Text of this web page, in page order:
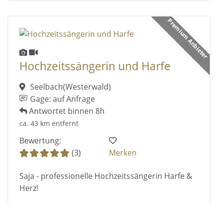
Premium Anbieter
Hochzeitssängerin und Harfe
Seelbach(Westerwald)
Gage: auf Anfrage
Antwortet binnen 8h
ca. 43 km entfernt
Bewertung:
(3)
Merken
Saja - professionelle Hochzeitssängerin Harfe &
Herz!